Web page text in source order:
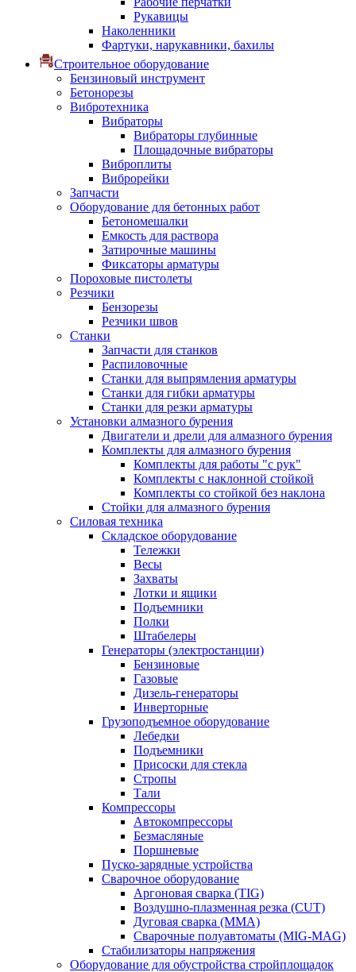
Рукавицы
Наколенники
Фартуки, нарукавники, бахилы
Строительное оборудование
Бензиновый инструмент
Бетонорезы
Вибротехника
Вибраторы
Вибраторы глубинные
Площадочные вибраторы
Виброплиты
Виброрейки
Запчасти
Оборудование для бетонных работ
Бетономешалки
Емкость для раствора
Затирочные машины
Фиксаторы арматуры
Пороховые пистолеты
Резчики
Бензорезы
Резчики швов
Станки
Запчасти для станков
Распиловочные
Станки для выпрямления арматуры
Станки для гибки арматуры
Станки для резки арматуры
Установки алмазного бурения
Двигатели и дрели для алмазного бурения
Комплекты для алмазного бурения
Комплекты для работы "с рук"
Комплекты с наклонной стойкой
Комплекты со стойкой без наклона
Стойки для алмазного бурения
Силовая техника
Складское оборудование
Тележки
Весы
Захваты
Лотки и ящики
Подъемники
Полки
Штабелеры
Генераторы (электростанции)
Бензиновые
Газовые
Дизель-генераторы
Инверторные
Грузоподъемное оборудование
Лебедки
Подъемники
Присоски для стекла
Стропы
Тали
Компрессоры
Автокомпрессоры
Безмасляные
Поршневые
Пуско-зарядные устройства
Сварочное оборудование
Аргоновая сварка (TIG)
Воздушно-плазменная резка (CUT)
Дуговая сварка (ММА)
Сварочные полуавтоматы (MIG-MAG)
Стабилизаторы напряжения
Оборудование для обустройства стройплощадок